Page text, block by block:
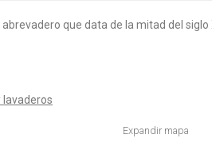
que data de la mitad del siglo
lavaderos
Expandir mapa